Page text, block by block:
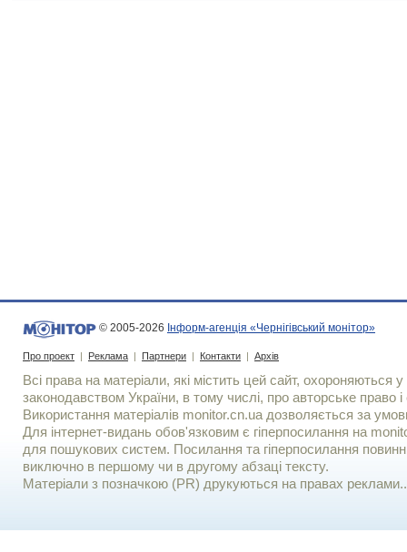
© 2005-2026 Інформ-агенція «Чернігівський монітор»
Про проект | Реклама | Партнери | Контакти | Архів
Всі права на матеріали, які містить цей сайт, охороняються у
законодавством України, в тому числі, про авторське право і
Використання матерiалiв monitor.cn.ua дозволяється за
Для iнтернет-видань обов'язковим є гiперпосилання на
для пошукових систем. Посилання та гіперпосилання
виключно в першому чи в другому абзаці тексту.
Матеріали з позначкою (PR) друкуються на правах реклами..